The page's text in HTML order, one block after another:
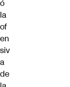
ó
la
of
en
siv
a
de